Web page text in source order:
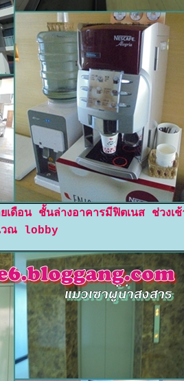
น ชั้นล่างอาคารมีฟิตเนส ช่วงเช้
วณ lobby